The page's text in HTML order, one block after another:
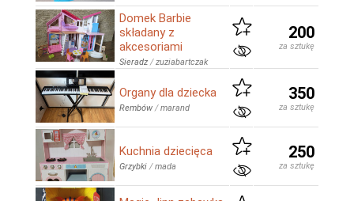
Domek Barbie
składany z
akcesoriami
Sieradz /zuziabartczak
200
za sztukę
Organy dla dziecka
Rembów /marand
350
za sztukę
Kuchnia dziecięca
Grzybki /mada
250
za sztukę